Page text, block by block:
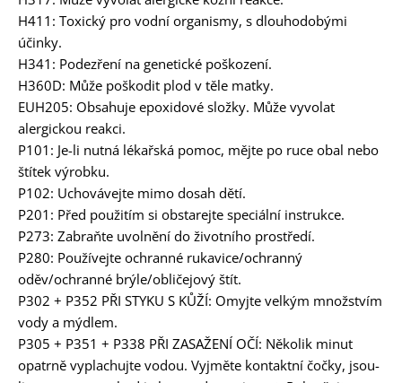
H411: Toxický pro vodní organismy, s dlouhodobými
účinky.
H341: Podezření na genetické poškození.
H360D: Může poškodit plod v těle matky.
EUH205: Obsahuje epoxidové složky. Může vyvolat
alergickou reakci.
P101: Je-li nutná lékařská pomoc, mějte po ruce obal nebo
štítek výrobku.
P102: Uchovávejte mimo dosah dětí.
P201: Před použitím si obstarejte speciální instrukce.
P273: Zabraňte uvolnění do životního prostředí.
P280: Používejte ochranné rukavice/ochranný
oděv/ochranné brýle/obličejový štít.
P302 + P352 PŘI STYKU S KŮŽÍ: Omyjte velkým množstvím
vody a mýdlem.
P305 + P351 + P338 PŘI ZASAŽENÍ OČÍ: Několik minut
opatrně vyplachujte vodou. Vyjměte kontaktní čočky, jsou-